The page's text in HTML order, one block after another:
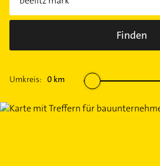
Finden
Umkreis: 0 km